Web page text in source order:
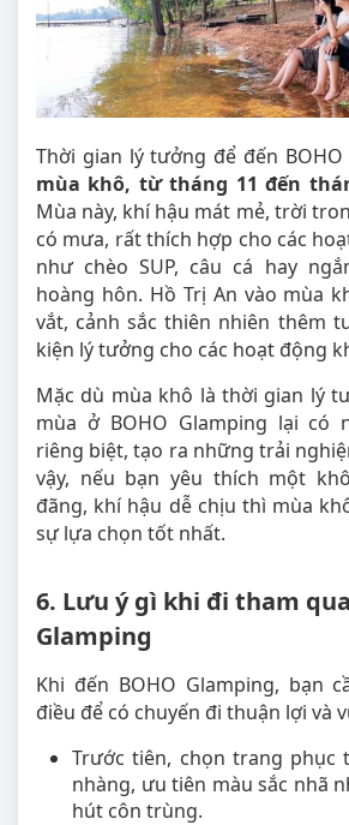
Thời gian lý tưởng để đến
mùa khô, từ tháng 11 đến
Mùa này, khí hậu mát mẻ, trời
có mưa, rất thích hợp cho các
như chèo SUP, câu cá hay
hoàng hôn. Hồ Trị An vào mùa
vắt, cảnh sắc thiên nhiên thêm
kiện lý tưởng cho các hoạt động
Mặc dù mùa khô là thời gian lý
mùa ở BOHO Glamping lại có
riêng biệt, tạo ra những trải
vậy, nếu bạn yêu thích một
đãng, khí hậu dễ chịu thì mùa
sự lựa chọn tốt nhất.
6. Lưu ý gì khi đi tham
Glamping
Khi đến BOHO Glamping, bạn
điều để có chuyến đi thuận lợi và
Trước tiên, chọn trang phục
nhàng, ưu tiên màu sắc nhã
hút côn trùng.